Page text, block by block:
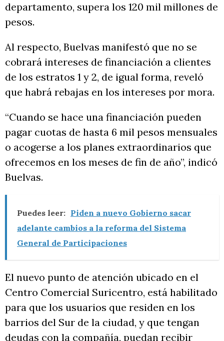
departamento, supera los 120 mil millones de
pesos.
Al respecto, Buelvas manifestó que no se
cobrará intereses de financiación a clientes
de los estratos 1 y 2, de igual forma, reveló
que habrá rebajas en los intereses por mora.
“Cuando se hace una financiación pueden
pagar cuotas de hasta 6 mil pesos mensuales
o acogerse a los planes extraordinarios que
ofrecemos en los meses de fin de año”, indicó
Buelvas.
Puedes leer: Piden a nuevo Gobierno sacar
adelante cambios a la reforma del Sistema
General de Participaciones
El nuevo punto de atención ubicado en el
Centro Comercial Suricentro, está habilitado
para que los usuarios que residen en los
barrios del Sur de la ciudad, y que tengan
deudas con la compañía, puedan recibir